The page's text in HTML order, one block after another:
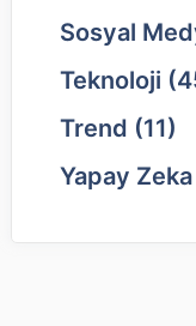
Sosyal
Teknoloji
Trend (11)
Yapay Zeka